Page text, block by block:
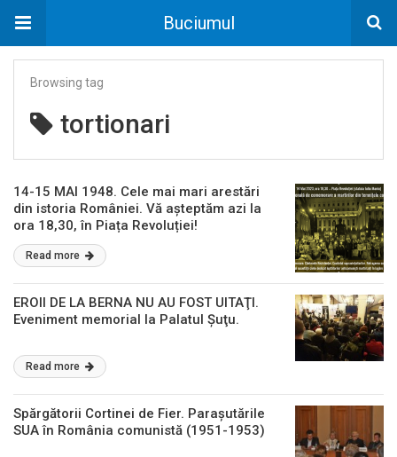
Buciumul
Browsing tag
tortionari
14-15 MAI 1948. Cele mai mari arestări
din istoria României. Vă așteptăm azi la
ora 18,30, în Piața Revoluției!
Read more
EROII DE LA BERNA NU AU FOST UITAŢI.
Eveniment memorial la Palatul Şuţu.
Read more
Spărgătorii Cortinei de Fier. Paraşutările
SUA în România comunistă (1951-1953)